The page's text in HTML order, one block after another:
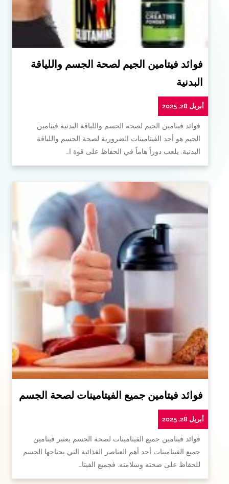
فوائد فيتامين الجيم لصحة الجسم واللياقة
البدنية
أبريل 28, 2025
فوائد فيتامين الجيم لصحة الجسم واللياقة البدنية فيتامين
الجيم هو أحد الفيتامينات الضرورية لصحة الجسم واللياقة
البدنية. يلعب دوراً هاماً في الحفاظ على قوة ا…
فوائد فيتامين جميع الفيتامينات لصحة الجسم
أبريل 28, 2025
فوائد فيتامين جميع الفيتامينات لصحة الجسم يعتبر فيتامين
جميع الفيتامينات أحد أهم العناصر الغذائية التي يحتاجها الجسم
للحفاظ على صحته وسلامته. فجميع الفيتا…